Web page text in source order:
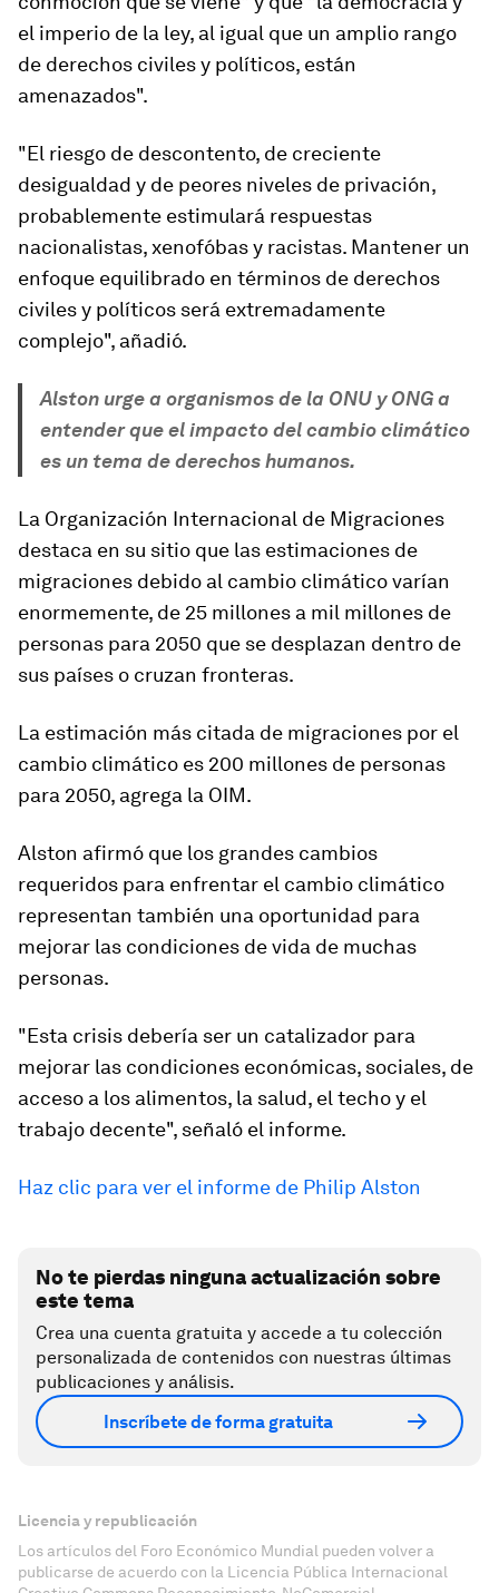
el imperio de la ley, al igual que un amplio rango
de derechos civiles y políticos, están
amenazados".
"El riesgo de descontento, de creciente
desigualdad y de peores niveles de privación,
probablemente estimulará respuestas
nacionalistas, xenofóbas y racistas. Mantener un
enfoque equilibrado en términos de derechos
civiles y políticos será extremadamente
complejo", añadió.
Alston urge a organismos de la ONU y ONG a
entender que el impacto del cambio climático
es un tema de derechos humanos.
La Organización Internacional de Migraciones
destaca en su sitio que las estimaciones de
migraciones debido al cambio climático varían
enormemente, de 25 millones a mil millones de
personas para 2050 que se desplazan dentro de
sus países o cruzan fronteras.
La estimación más citada de migraciones por el
cambio climático es 200 millones de personas
para 2050, agrega la OIM.
Alston afirmó que los grandes cambios
requeridos para enfrentar el cambio climático
representan también una oportunidad para
mejorar las condiciones de vida de muchas
personas.
"Esta crisis debería ser un catalizador para
mejorar las condiciones económicas, sociales, de
acceso a los alimentos, la salud, el techo y el
trabajo decente", señaló el informe.
Haz clic para ver el informe de Philip Alston
No te pierdas ninguna actualización sobre
este tema
Crea una cuenta gratuita y accede a tu colección
personalizada de contenidos con nuestras últimas
publicaciones y análisis.
Inscríbete de forma gratuita
Licencia y republicación
Los artículos del Foro Económico Mundial pueden volver a
publicarse de acuerdo con la Licencia Pública Internacional